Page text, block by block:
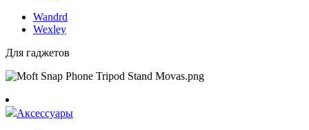
Wandrd
Wexley
Для гаджетов
Аксессуары